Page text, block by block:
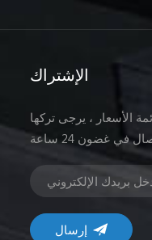
الإشتراك
الأسعار ، يرجى تركها